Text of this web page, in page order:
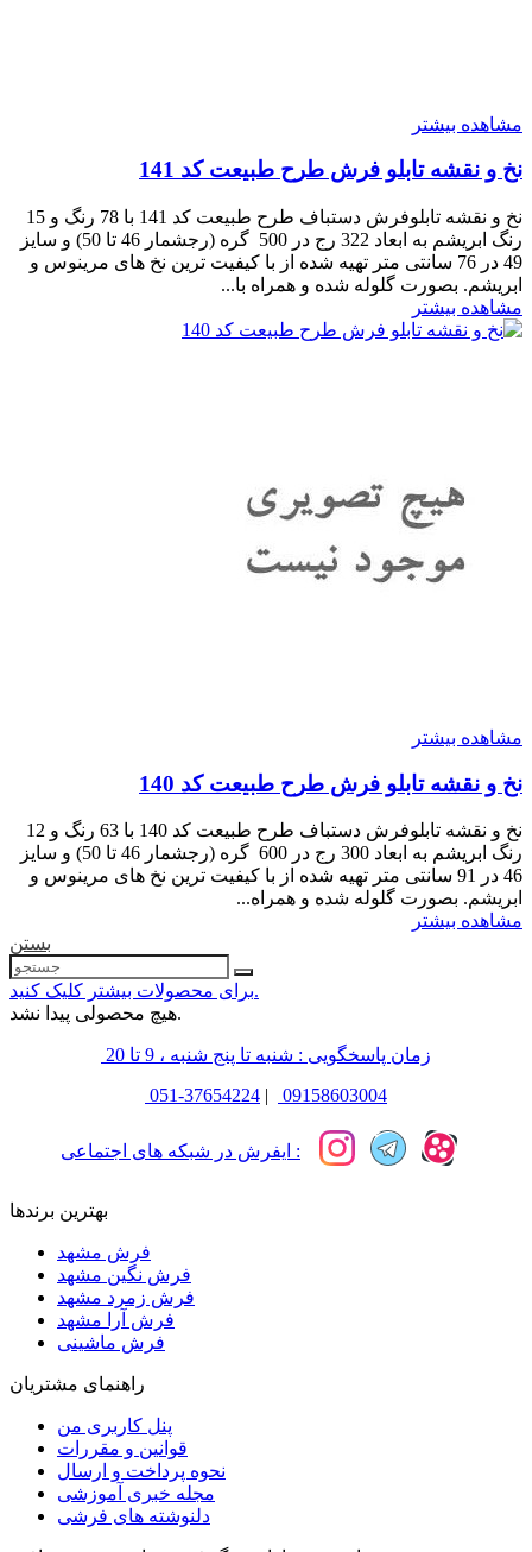
مشاهده بیشتر
نخ و نقشه تابلو فرش طرح طبیعت کد 141
نخ و نقشه تابلوفرش دستباف طرح طبیعت کد 141 با 78 رنگ و 15
رنگ ابریشم به ابعاد 322 رج در 500 گره (رجشمار 46 تا 50) و سایز
49 در 76 سانتی متر تهیه شده از با کیفیت ترین نخ های مرینوس و
ابریشم. بصورت گلوله شده و همراه با...
مشاهده بیشتر
مشاهده بیشتر
نخ و نقشه تابلو فرش طرح طبیعت کد 140
نخ و نقشه تابلوفرش دستباف طرح طبیعت کد 140 با 63 رنگ و 12
رنگ ابریشم به ابعاد 300 رج در 600 گره (رجشمار 46 تا 50) و سایز
46 در 91 سانتی متر تهیه شده از با کیفیت ترین نخ های مرینوس و
ابریشم. بصورت گلوله شده و همراه...
مشاهده بیشتر
بستن
برای محصولات بیشتر کلیک کنید.
هیچ محصولی پیدا نشد.
زمان پاسخگویی : شنبه تا پنج شنبه ، 9 تا 20
051-37654224 | 09158603004
ایفرش در شبکه های اجتماعی :
بهترین برندها
فرش مشهد
فرش نگین مشهد
فرش زمرد مشهد
فرش آرا مشهد
فرش ماشینی
راهنمای مشتریان
پنل کاربری من
قوانین و مقررات
نحوه پرداخت و ارسال
مجله خبری آموزشی
دلنوشته های فرشی